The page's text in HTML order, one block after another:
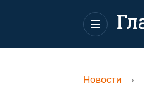
Новости ›